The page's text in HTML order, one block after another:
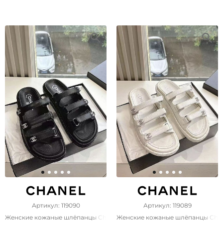
Артикул: 119090
Женские кожаные шлёпанцы Chanel чёрного цвета
Артикул: 119089
Женские кожаные шлёпанцы